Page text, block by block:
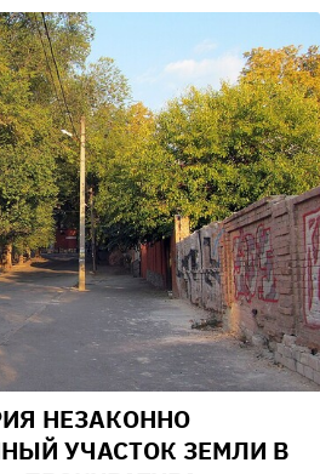
НЕЗАКОННО
УЧАСТОК ЗЕМЛИ В